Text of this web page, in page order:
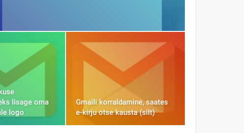
lisage oma
logo
Gmaili korraldamine, saates
e-kirju otse kausta (silt)